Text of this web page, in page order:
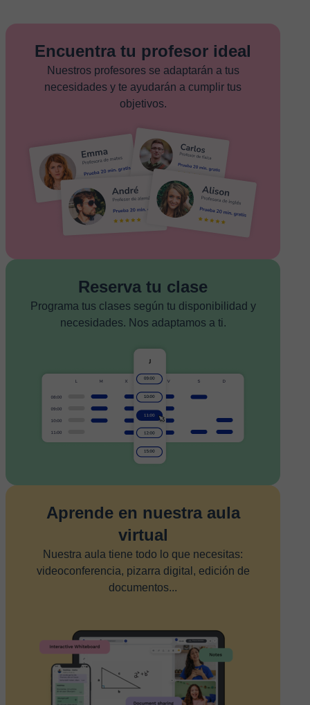
Encuentra tu profesor ideal
Nuestros profesores se adaptarán a tus
necesidades y te ayudarán a cumplir tus
objetivos.
Reserva tu clase
Programa tus clases según tu disponibilidad y
necesidades. Nos adaptamos a ti.
Aprende en nuestra aula
virtual
Nuestra aula tiene todo lo que necesitas:
videoconferencia, pizarra digital, edición de
documentos...